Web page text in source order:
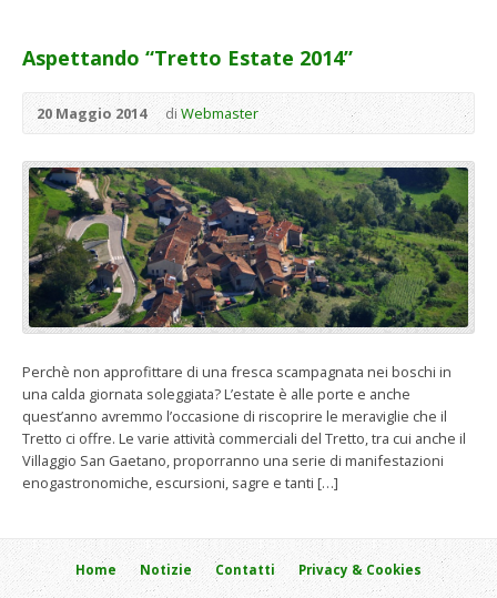
Aspettando “Tretto Estate 2014”
20 Maggio 2014 di Webmaster
Perchè non approfittare di una fresca scampagnata nei boschi in
una calda giornata soleggiata? L’estate è alle porte e anche
quest’anno avremmo l’occasione di riscoprire le meraviglie che il
Tretto ci offre. Le varie attività commerciali del Tretto, tra cui anche il
Villaggio San Gaetano, proporranno una serie di manifestazioni
enogastronomiche, escursioni, sagre e tanti […]
Home Notizie Contatti Privacy & Cookies